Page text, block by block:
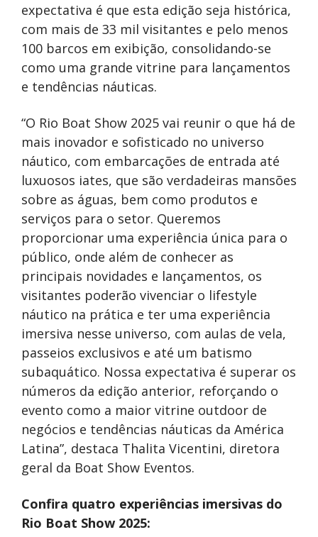
expectativa é que esta edição seja histórica,
com mais de 33 mil visitantes e pelo menos
100 barcos em exibição, consolidando-se
como uma grande vitrine para lançamentos
e tendências náuticas.
“O Rio Boat Show 2025 vai reunir o que há de
mais inovador e sofisticado no universo
náutico, com embarcações de entrada até
luxuosos iates, que são verdadeiras mansões
sobre as águas, bem como produtos e
serviços para o setor. Queremos
proporcionar uma experiência única para o
público, onde além de conhecer as
principais novidades e lançamentos, os
visitantes poderão vivenciar o lifestyle
náutico na prática e ter uma experiência
imersiva nesse universo, com aulas de vela,
passeios exclusivos e até um batismo
subaquático. Nossa expectativa é superar os
números da edição anterior, reforçando o
evento como a maior vitrine outdoor de
negócios e tendências náuticas da América
Latina”, destaca Thalita Vicentini, diretora
geral da Boat Show Eventos.
Confira quatro experiências imersivas do
Rio Boat Show 2025: